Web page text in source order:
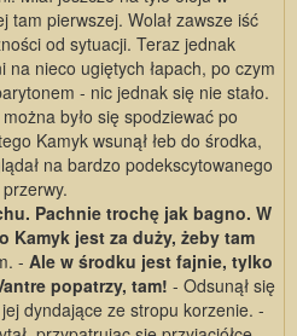
tam pierwszej. Wolał zawsze iść
od sytuacji. Teraz jednak
na nieco ugiętych łapach, po czym
- nic jednak się nie stało.
było się spodziewać po
Kamyk wsunął łeb do środka,
na bardzo podekscytowanego
Pachnie trochę jak bagno. W
Kamyk jest za duży, żeby tam
- Ale w środku jest fajnie, tylko
popatrzy, tam! - Odsunął się
dyndające ze stropu korzenie. -